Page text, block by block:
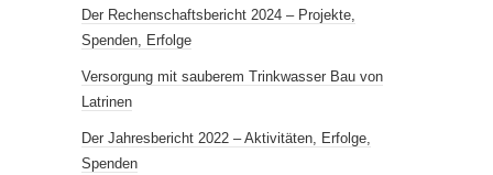
Der Rechenschaftsbericht 2024 – Projekte,
Spenden, Erfolge
Versorgung mit sauberem Trink­wasser Bau von
Latrinen
Der Jahresbericht 2022 – Aktivitäten, Erfolge,
Spenden